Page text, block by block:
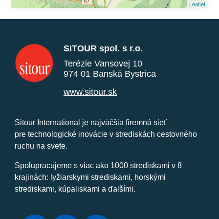
Leaflet
SITOUR spol. s r.o.
Terézie Vansovej 10
974 01 Banská Bystrica
www.sitour.sk
Sitour International je najväčšia firemná sieť
pre technologické inovácie v strediskách cestovného
ruchu na svete.
Spolupracujeme s viac ako 1000 strediskami v 8
krajinách: lyžiarskymi strediskami, horskými
strediskami, kúpaliskami a ďalšími.